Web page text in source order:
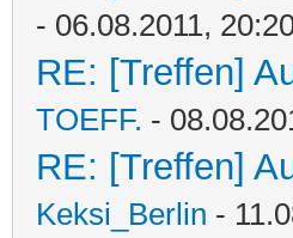
- 06.08.2011,
RE: [Treffen]
TOEFF. -
RE: [Treffen]
Keksi_Berlin -